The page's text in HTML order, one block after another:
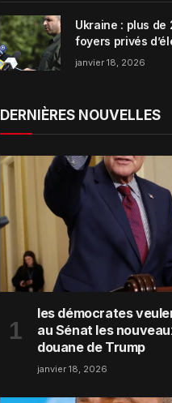
Ukraine : plus
foyers privés
dans la région de
janvier 18, 2026
DERNIÈRES NOUVELLES
les démocrates
au Sénat les
douane de Trump
janvier 18, 2026